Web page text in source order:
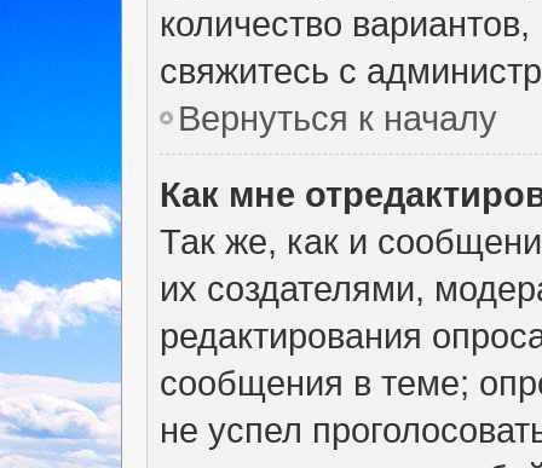
количество
свяжитесь с
Вернуться к началу
Как мне
Так же, как и
их создателями,
редактирования
сообщения в теме;
не успел